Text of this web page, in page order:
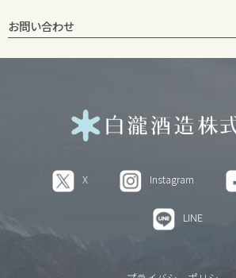
お問い合わせ
X Instagram
LINE